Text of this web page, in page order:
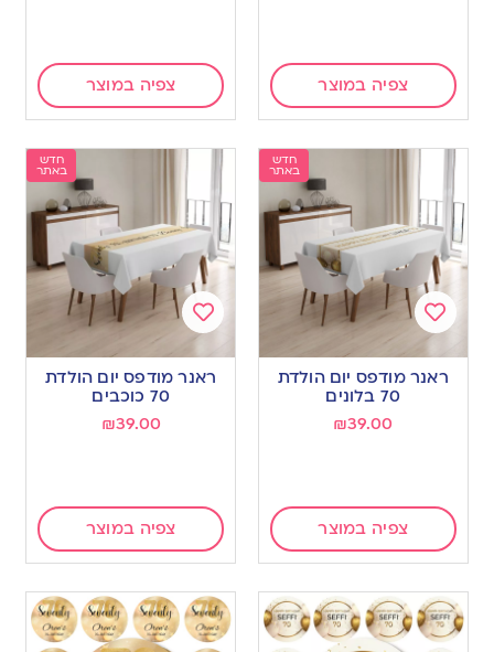
צפיה במוצר צפיה במוצר
חדש
באתר
Add
to
wishlist
ראנר מודפס יום הולדת
70 בלונים
₪39.00
צפיה במוצר
חדש
באתר
Add
to
wishlist
ראנר מודפס יום הולדת
70 כוכבים
₪39.00
צפיה במוצר